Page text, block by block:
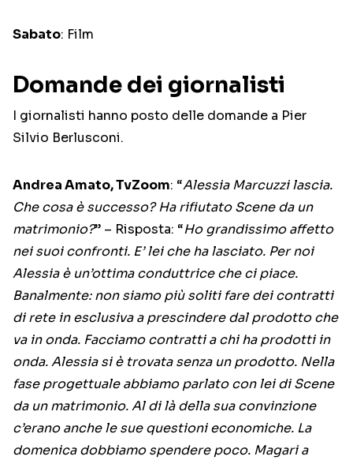
Sabato: Film
Domande dei giornalisti
I giornalisti hanno posto delle domande a Pier
Silvio Berlusconi.
Andrea Amato, TvZoom: “Alessia Marcuzzi lascia.
Che cosa è successo? Ha rifiutato Scene da un
matrimonio?” – Risposta: “Ho grandissimo affetto
nei suoi confronti. E’ lei che ha lasciato. Per noi
Alessia è un’ottima conduttrice che ci piace.
Banalmente: non siamo più soliti fare dei contratti
di rete in esclusiva a prescindere dal prodotto che
va in onda. Facciamo contratti a chi ha prodotti in
onda. Alessia si è trovata senza un prodotto. Nella
fase progettuale abbiamo parlato con lei di Scene
da un matrimonio. Al di là della sua convinzione
c’erano anche le sue questioni economiche. La
domenica dobbiamo spendere poco. Magari a